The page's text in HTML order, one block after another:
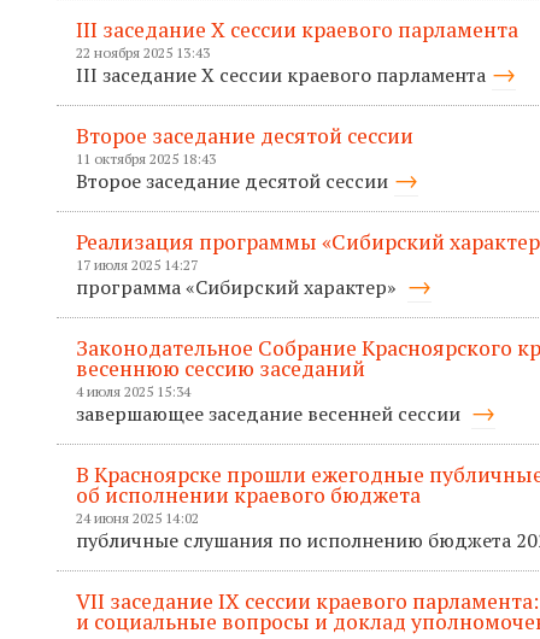
III заседание X сессии краевого парламента
22 ноября 2025 13:43
III заседание X сессии краевого парламента
Второе заседание десятой сессии
11 октября 2025 18:43
Второе заседание десятой сессии
Реализация программы «Сибирский
17 июля 2025 14:27
программа «Сибирский характер»
Законодательное Собрание Красноярского
весеннюю сессию заседаний
4 июля 2025 15:34
завершающее заседание весенней сессии
В Красноярске прошли ежегодные
об исполнении краевого бюджета
24 июня 2025 14:02
публичные слушания по исполнению бюджета
VII заседание IХ сессии краевого
и социальные вопросы и доклад